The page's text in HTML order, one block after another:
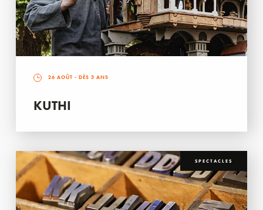
26 AOÛT - DÈS 3 ANS
KUTHI
SPECTACLES